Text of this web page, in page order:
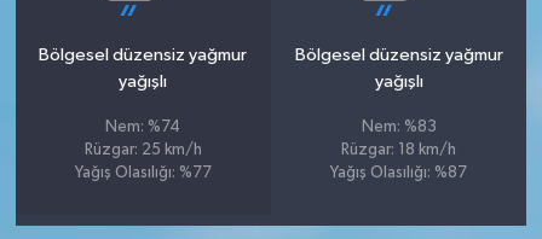
Bölgesel düzensiz yağmur
yağışlı
Nem: %74
Rüzgar: 25 km/h
Yağış Olasılığı: %77
Bölgesel düzensiz yağmur
yağışlı
Nem: %83
Rüzgar: 18 km/h
Yağış Olasılığı: %87